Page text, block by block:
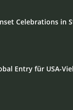
Celebrations in
Entry für USA-